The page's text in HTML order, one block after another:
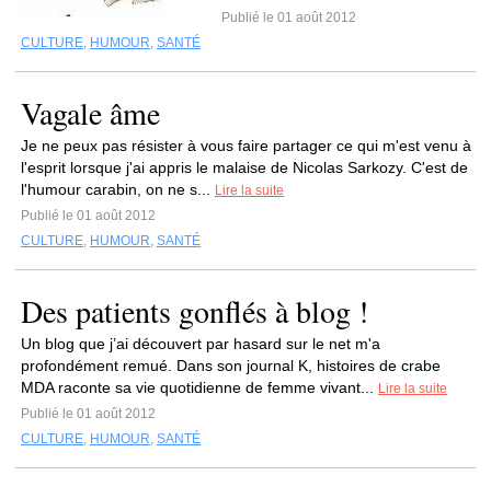
Publié le 01 août 2012
CULTURE, HUMOUR, SANTÉ
Vagale âme
Je ne peux pas résister à vous faire partager ce qui m'est venu à
l'esprit lorsque j'ai appris le malaise de Nicolas Sarkozy. C'est de
l'humour carabin, on ne s...
Lire la suite
Publié le 01 août 2012
CULTURE, HUMOUR, SANTÉ
Des patients gonflés à blog !
Un blog que j’ai découvert par hasard sur le net m'a
profondément remué. Dans son journal K, histoires de crabe
MDA raconte sa vie quotidienne de femme vivant...
Lire la suite
Publié le 01 août 2012
CULTURE, HUMOUR, SANTÉ